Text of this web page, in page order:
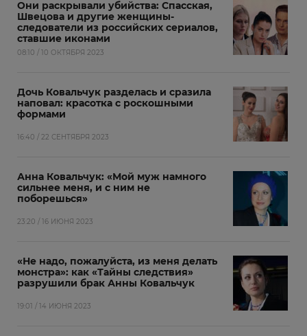
Они раскрывали убийства: Спасская,
Швецова и другие женщины-
следователи из российских сериалов,
ставшие иконами
08:10 / 10 ОКТЯБРЯ 2023
Дочь Ковальчук разделась и сразила
наповал: красотка с роскошными
формами
16:40 / 22 СЕНТЯБРЯ 2023
Анна Ковальчук: «Мой муж намного
сильнее меня, и с ним не
поборешься»
23:20 / 16 ИЮНЯ 2023
«Не надо, пожалуйста, из меня делать
монстра»: как «Тайны следствия»
разрушили брак Анны Ковальчук
19:01 / 14 ИЮНЯ 2023